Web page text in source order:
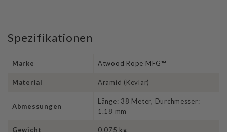
Spezifikationen
Marke Atwood Rope MFG™
Material Aramid (Kevlar)
Abmessungen
Länge: 38 Meter, Durchmesser:
1.18 mm
Gewicht 0.075 kg